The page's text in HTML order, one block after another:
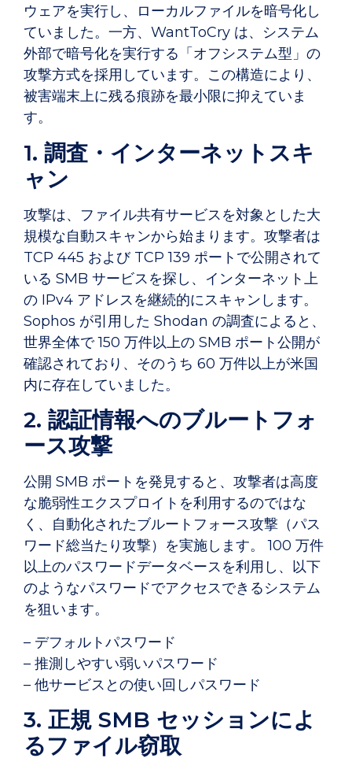
ウェアを実行し、ローカルファイルを暗号化し
ていました。一方、WantToCry は、システム
外部で暗号化を実行する「オフシステム型」の
攻撃方式を採用しています。この構造により、
被害端末上に残る痕跡を最小限に抑えていま
す。
1. 調査・インターネットスキ
ャン
攻撃は、ファイル共有サービスを対象とした大
規模な自動スキャンから始まります。攻撃者は
TCP 445 および TCP 139 ポートで公開されて
いる SMB サービスを探し、インターネット上
の IPv4 アドレスを継続的にスキャンします。
Sophos が引用した Shodan の調査によると、
世界全体で 150 万件以上の SMB ポート公開が
確認されており、そのうち 60 万件以上が米国
内に存在していました。
2. 認証情報へのブルートフォ
ース攻撃
公開 SMB ポートを発見すると、攻撃者は高度
な脆弱性エクスプロイトを利用するのではな
く、自動化されたブルートフォース攻撃（パス
ワード総当たり攻撃）を実施します。 100 万件
以上のパスワードデータベースを利用し、以下
のようなパスワードでアクセスできるシステム
を狙います。
– デフォルトパスワード
– 推測しやすい弱いパスワード
– 他サービスとの使い回しパスワード
3. 正規 SMB セッションによ
るファイル窃取